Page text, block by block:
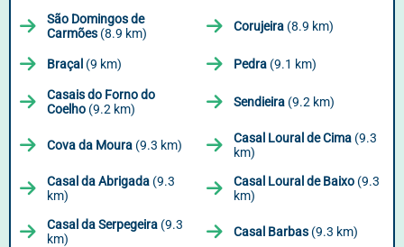
São Domingos de
Carmões (8.9 km) Corujeira (8.9 km)
Braçal (9 km) Pedra (9.1 km)
Casais do Forno do
Coelho (9.2 km) Sendieira (9.2 km)
Cova da Moura (9.3 km) Casal Loural de Cima (9.3
km)
Casal da Abrigada (9.3
km)
Casal Loural de Baixo (9.3
km)
Casal da Serpegeira (9.3
km)
Casal Barbas (9.3 km)